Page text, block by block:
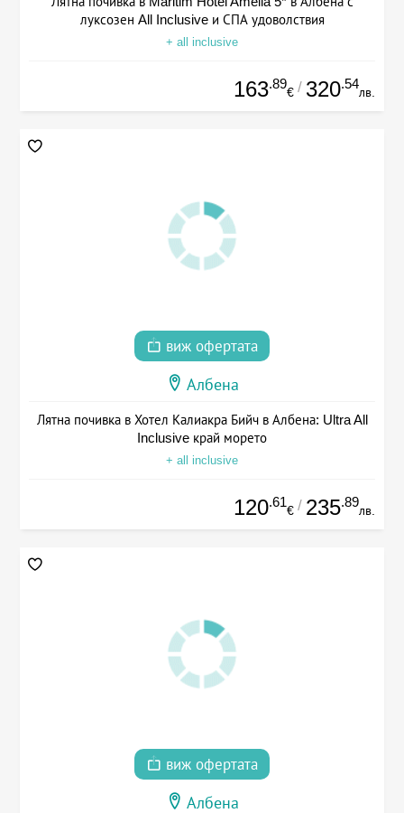
луксозен All Inclusive и СПА удоволствия
+ all inclusive
163.89
€ / 320.54
лв.
виж офертата
Албена
Лятна почивка в Хотел Калиакра Бийч в Албена: Ultra All
Inclusive край морето
+ all inclusive
120.61
€ / 235.89
лв.
виж офертата
Албена